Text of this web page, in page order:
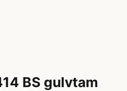
BS gulvtam